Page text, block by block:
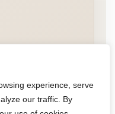
experience, serve
our traffic. By
Innehållet på
som individuell